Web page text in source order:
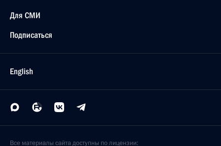
Для СМИ
Подписаться
English
Все материалы сайта доступны по лицензии: